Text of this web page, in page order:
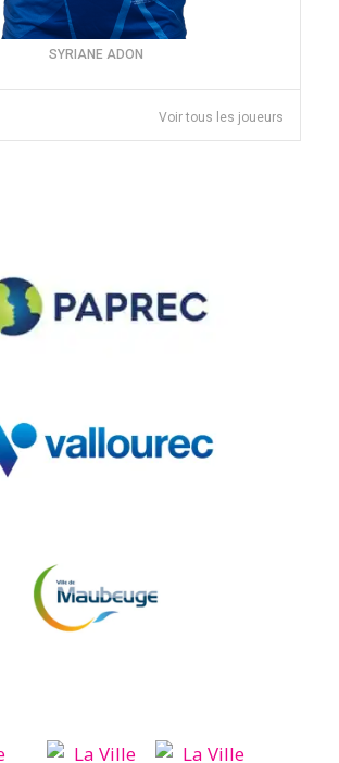
SYRIANE ADON
Voir tous les joueurs